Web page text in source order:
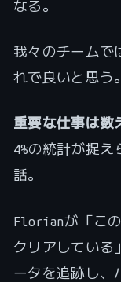
なる。
我々のチームで
れで良いと思う。
重要な仕事は数
4%の統計が捉
話。
Florianが「こ
クリアしている
ータを追跡し、